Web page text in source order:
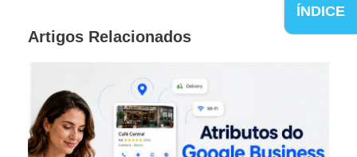
ÍNDICE
Artigos Relacionados